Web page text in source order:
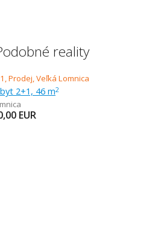
reality
2+1, 46 m2
EUR